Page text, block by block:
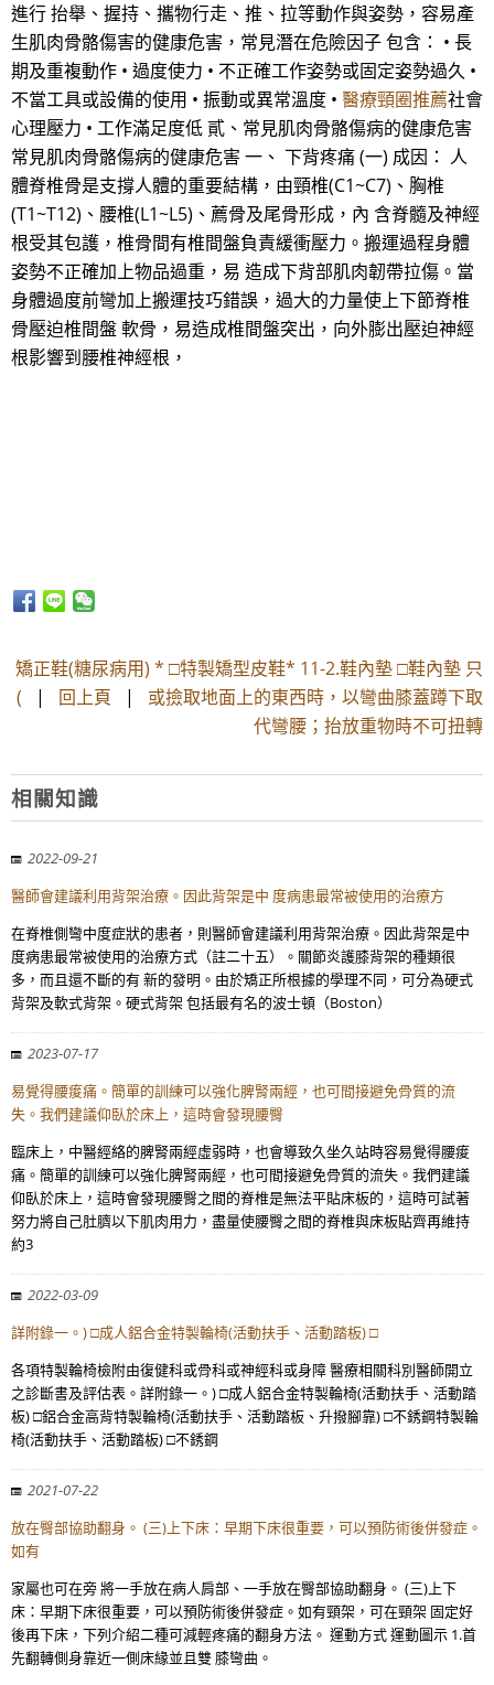
進行 抬舉、握持、攜物行走、推、拉等動作與姿勢，容易產
生肌肉骨骼傷害的健康危害，常見潛在危險因子 包含： • 長
期及重複動作 • 過度使力 • 不正確工作姿勢或固定姿勢過久 •
不當工具或設備的使用 • 振動或異常溫度 • 醫療頸圈推薦社會
心理壓力 • 工作滿足度低 貳、常見肌肉骨骼傷病的健康危害
常見肌肉骨骼傷病的健康危害 一、 下背疼痛 (一) 成因： 人
體脊椎骨是支撐人體的重要結構，由頸椎(C1~C7)、胸椎
(T1~T12)、腰椎(L1~L5)、薦骨及尾骨形成，內 含脊髓及神經
根受其包護，椎骨間有椎間盤負責緩衝壓力。搬運過程身體
姿勢不正確加上物品過重，易 造成下背部肌肉韌帶拉傷。當
身體過度前彎加上搬運技巧錯誤，過大的力量使上下節脊椎
骨壓迫椎間盤 軟骨，易造成椎間盤突出，向外膨出壓迫神經
根影響到腰椎神經根，
矯正鞋(糖尿病用) * □特製矯型皮鞋* 11-2.鞋內墊 □鞋內墊 只
( | 回上頁 | 或撿取地面上的東西時，以彎曲膝蓋蹲下取
代彎腰；抬放重物時不可扭轉
相關知識
2022-09-21
醫師會建議利用背架治療。因此背架是中 度病患最常被使用的治療方
在脊椎側彎中度症狀的患者，則醫師會建議利用背架治療。因此背架是中
度病患最常被使用的治療方式（註二十五）。關節炎護膝背架的種類很
多，而且還不斷的有 新的發明。由於矯正所根據的學理不同，可分為硬式
背架及軟式背架。硬式背架 包括最有名的波士頓（Boston）
2023-07-17
易覺得腰痠痛。簡單的訓練可以強化脾腎兩經，也可間接避免骨質的流
失。我們建議仰臥於床上，這時會發現腰臀
臨床上，中醫經絡的脾腎兩經虛弱時，也會導致久坐久站時容易覺得腰痠
痛。簡單的訓練可以強化脾腎兩經，也可間接避免骨質的流失。我們建議
仰臥於床上，這時會發現腰臀之間的脊椎是無法平貼床板的，這時可試著
努力將自己肚臍以下肌肉用力，盡量使腰臀之間的脊椎與床板貼齊再維持
約3
2022-03-09
詳附錄一。) □成人鋁合金特製輪椅(活動扶手、活動踏板) □
各項特製輪椅檢附由復健科或骨科或神經科或身障 醫療相關科別醫師開立
之診斷書及評估表。詳附錄一。) □成人鋁合金特製輪椅(活動扶手、活動踏
板) □鋁合金高背特製輪椅(活動扶手、活動踏板、升撥腳靠) □不銹鋼特製輪
椅(活動扶手、活動踏板) □不銹鋼
2021-07-22
放在臀部協助翻身。 (三)上下床：早期下床很重要，可以預防術後併發症。
如有
家屬也可在旁 將一手放在病人肩部、一手放在臀部協助翻身。 (三)上下
床：早期下床很重要，可以預防術後併發症。如有頸架，可在頸架 固定好
後再下床，下列介紹二種可減輕疼痛的翻身方法。 運動方式 運動圖示 1.首
先翻轉側身靠近一側床緣並且雙 膝彎曲。